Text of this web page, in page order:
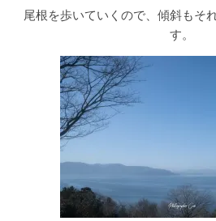
尾根を歩いていくので、傾斜もそ
す。